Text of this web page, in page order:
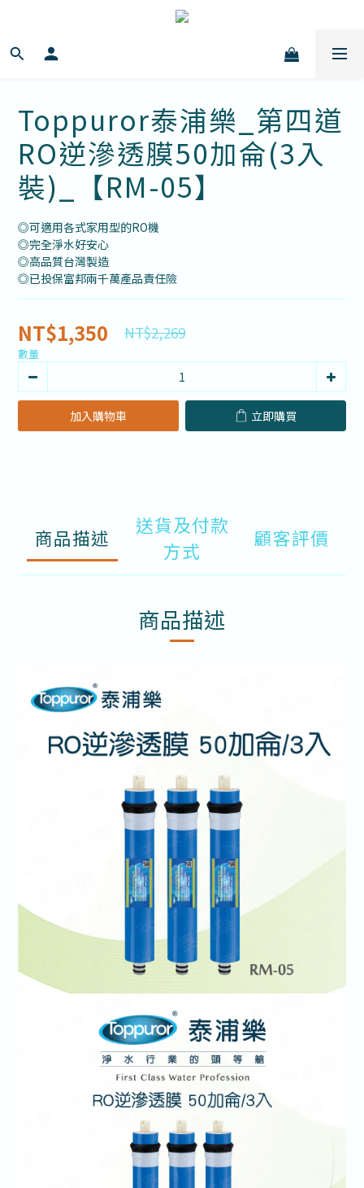
Toppuror泰浦樂_第四道
RO逆滲透膜50加侖(3入
裝)_【RM-05】
◎可適用各式家用型的RO機
◎完全淨水好安心
◎高品質台灣製造
◎已投保富邦兩千萬產品責任險
NT$1,350 NT$2,269
數量
加入購物車 立即購買
商品描述
送貨及付款
方式
顧客評價
商品描述